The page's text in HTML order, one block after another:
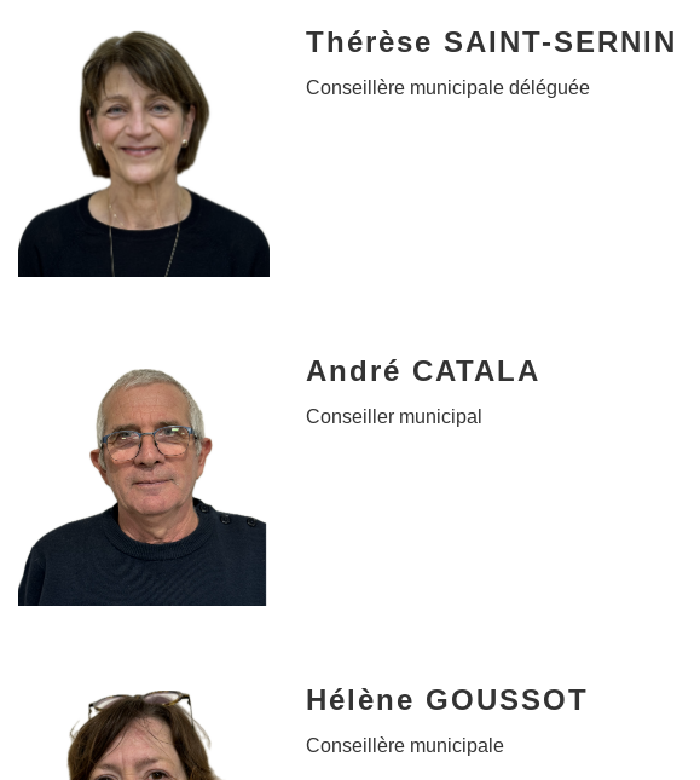
Thérèse SAINT-SERNIN
Conseillère municipale déléguée
André CATALA
Conseiller municipal
Hélène GOUSSOT
Conseillère municipale